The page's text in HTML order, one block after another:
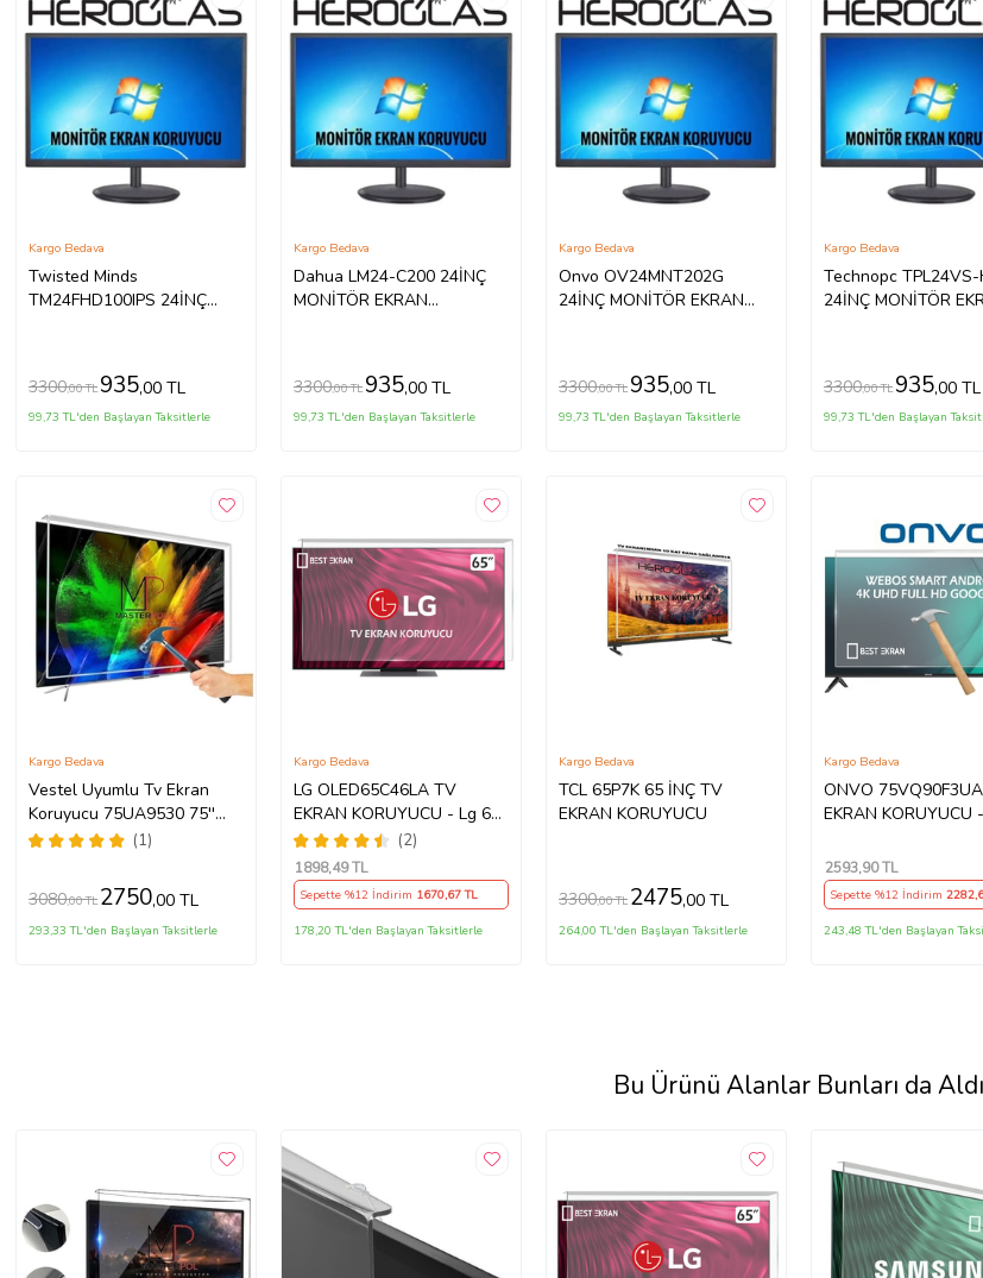
Twisted Minds
TM24FHD100IPS 24İNÇ
Kargo Bedava
3300,00 TL 935,00 TL
99,73 TL'den Başlayan Taksitlerle
Dahua LM24-C200 24İNÇ
MONİTÖR EKRAN
Kargo Bedava
3300,00 TL 935,00 TL
99,73 TL'den Başlayan Taksitlerle
Onvo OV24MNT202G
24İNÇ MONİTÖR EKRAN
Kargo Bedava
3300,00 TL 935,00 TL
99,73 TL'den Başlayan Taksitlerle
Technopc TPL24VS-
24İNÇ MONİTÖR
Kargo Bedava
3300,00 TL 935,00 TL
99,73 TL'den Başlayan
Vestel Uyumlu Tv Ekran
Koruyucu 75UA9530 75''
189 Ekran 4K Smart Android
(1)
Kargo Bedava
3080,00 TL 2750,00 TL
293,33 TL'den Başlayan Taksitlerle
LG OLED65C46LA TV
EKRAN KORUYUCU - Lg 65"
inç 4k Oled Evo Ekran
Koruyucu
(2)
Kargo Bedava
1898,49 TL
Sepette %12 İndirim 1670,67 TL
178,20 TL'den Başlayan Taksitlerle
TCL 65P7K 65 İNÇ TV
EKRAN KORUYUCU
Kargo Bedava
3300,00 TL 2475,00 TL
264,00 TL'den Başlayan Taksitlerle
ONVO
EKRAN KORUYUCU
Şeffaf Koruma paneli
Kargo Bedava
2593,90 TL
Sepette %12 İndirim 2282
243,48 TL'den Başlayan
Bu Ürünü Alanlar Bunları da Aldı